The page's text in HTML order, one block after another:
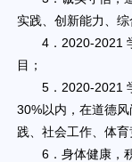
实践、创新能力、综
4．2020-2021 学
目；
5．2020-2021 学
30%以内，在道德
践、社会工作、体
6．身体健康，积